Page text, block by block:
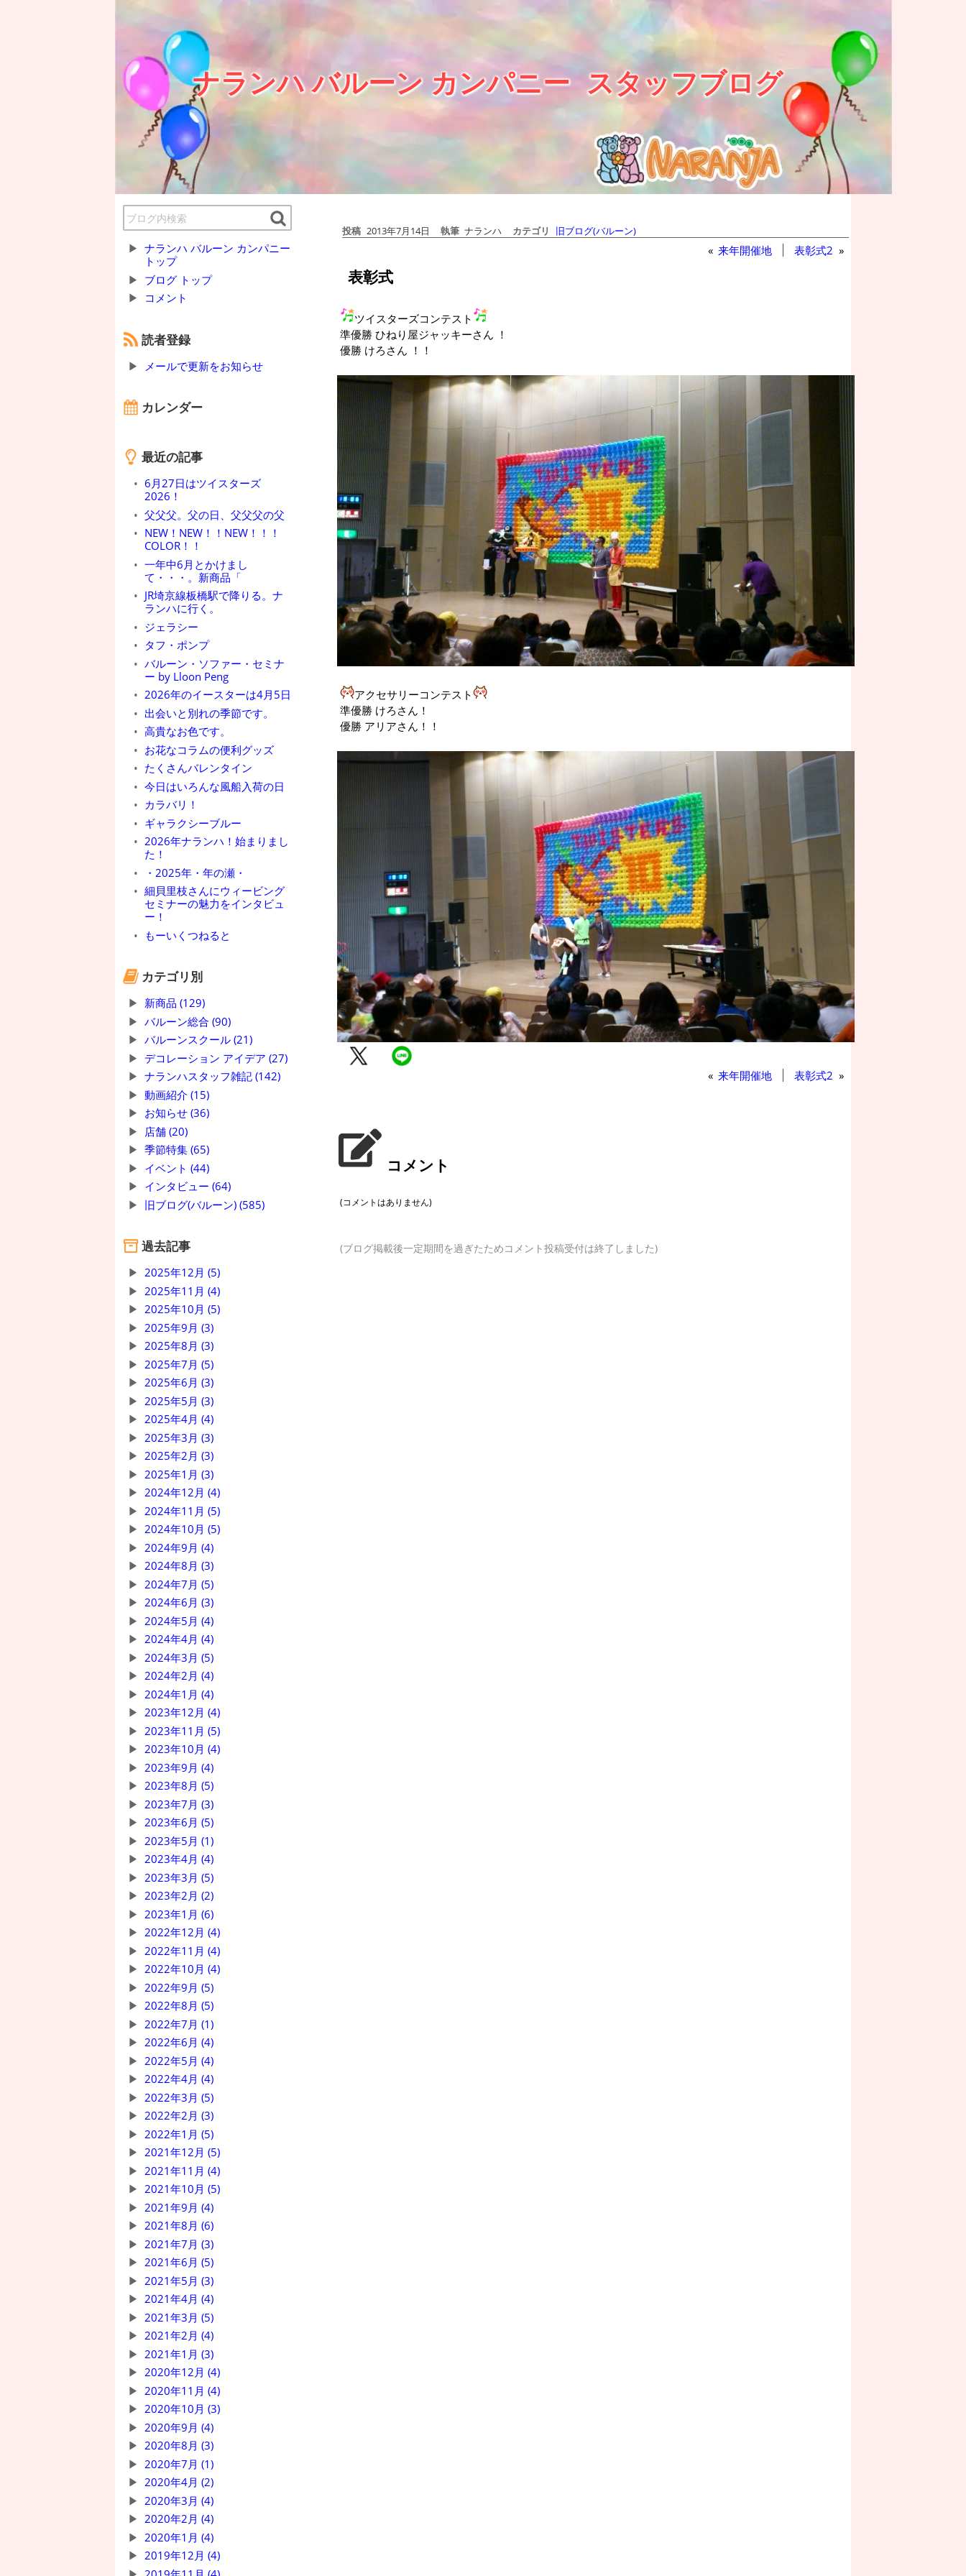
ナランハ バルーン カンパニー スタッフブログ
ナランハ バルーン カンパニー
トップ
ブログ トップ
コメント
読者登録
メールで更新をお知らせ
カレンダー
最近の記事
6月27日はツイスターズ
2026！
父父父。父の日、父父父の父
NEW！NEW！！NEW！！！
COLOR！！
一年中6月とかけまし
て・・・。新商品「
JR埼京線板橋駅で降りる。ナ
ランハに行く。
ジェラシー
タフ・ポンプ
バルーン・ソファー・セミナ
ー by Lloon Peng
2026年のイースターは4月5日
出会いと別れの季節です。
高貴なお色です。
お花なコラムの便利グッズ
たくさんバレンタイン
今日はいろんな風船入荷の日
カラバリ！
ギャラクシーブルー
2026年ナランハ！始まりまし
た！
・2025年・年の瀬・
細貝里枝さんにウィービング
セミナーの魅力をインタビュ
ー！
もーいくつねると
カテゴリ別
新商品 (129)
バルーン総合 (90)
バルーンスクール (21)
デコレーション アイデア (27)
ナランハスタッフ雑記 (142)
動画紹介 (15)
お知らせ (36)
店舗 (20)
季節特集 (65)
イベント (44)
インタビュー (64)
旧ブログ(バルーン) (585)
過去記事
2025年12月 (5)
2025年11月 (4)
2025年10月 (5)
2025年9月 (3)
2025年8月 (3)
2025年7月 (5)
2025年6月 (3)
2025年5月 (3)
2025年4月 (4)
2025年3月 (3)
2025年2月 (3)
2025年1月 (3)
2024年12月 (4)
2024年11月 (5)
2024年10月 (5)
2024年9月 (4)
2024年8月 (3)
2024年7月 (5)
2024年6月 (3)
2024年5月 (4)
2024年4月 (4)
2024年3月 (5)
2024年2月 (4)
2024年1月 (4)
2023年12月 (4)
2023年11月 (5)
2023年10月 (4)
2023年9月 (4)
2023年8月 (5)
2023年7月 (3)
2023年6月 (5)
2023年5月 (1)
2023年4月 (4)
2023年3月 (5)
2023年2月 (2)
2023年1月 (6)
2022年12月 (4)
2022年11月 (4)
2022年10月 (4)
2022年9月 (5)
2022年8月 (5)
2022年7月 (1)
2022年6月 (4)
2022年5月 (4)
2022年4月 (4)
2022年3月 (5)
2022年2月 (3)
2022年1月 (5)
2021年12月 (5)
2021年11月 (4)
2021年10月 (5)
2021年9月 (4)
2021年8月 (6)
2021年7月 (3)
2021年6月 (5)
2021年5月 (3)
2021年4月 (4)
2021年3月 (5)
2021年2月 (4)
2021年1月 (3)
2020年12月 (4)
2020年11月 (4)
2020年10月 (3)
2020年9月 (4)
2020年8月 (3)
2020年7月 (1)
2020年4月 (2)
2020年3月 (4)
2020年2月 (4)
2020年1月 (4)
2019年12月 (4)
投稿 2013年7月14日 執筆 ナランハ カテゴリ 旧ブログ(バルーン)
« 来年開催地 表彰式2 »
表彰式
ツイスターズコンテスト
準優勝 ひねり屋ジャッキーさん ！
優勝 けろさん ！！
アクセサリーコンテスト
準優勝 けろさん！
優勝 アリアさん！！
« 来年開催地 表彰式2 »
コメント
(コメントはありません)
(ブログ掲載後一定期間を過ぎたためコメント投稿受付は終了しました)